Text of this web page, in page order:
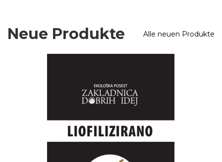
Neue Produkte Alle neuen Produkte